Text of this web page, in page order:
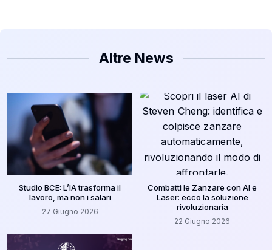
Altre News
Studio BCE: L’IA trasforma il
lavoro, ma non i salari
27 Giugno 2026
Combatti le Zanzare con AI e
Laser: ecco la soluzione
rivoluzionaria
22 Giugno 2026